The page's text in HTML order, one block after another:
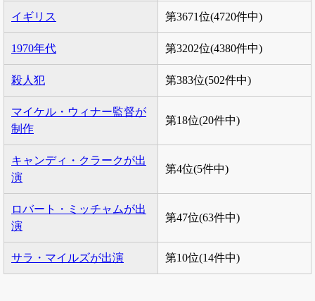
イギリス 第3671位(4720件中)
1970年代 第3202位(4380件中)
殺人犯 第383位(502件中)
マイケル・ウィナー監督が
制作
第18位(20件中)
キャンディ・クラークが出
演
第4位(5件中)
ロバート・ミッチャムが出
演
第47位(63件中)
サラ・マイルズが出演 第10位(14件中)